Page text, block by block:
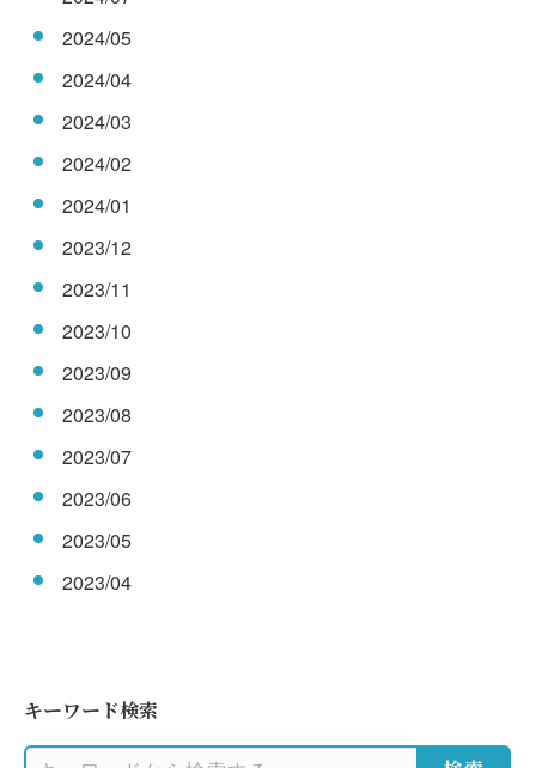
2024/05
2024/04
2024/03
2024/02
2024/01
2023/12
2023/11
2023/10
2023/09
2023/08
2023/07
2023/06
2023/05
2023/04
キーワード検索